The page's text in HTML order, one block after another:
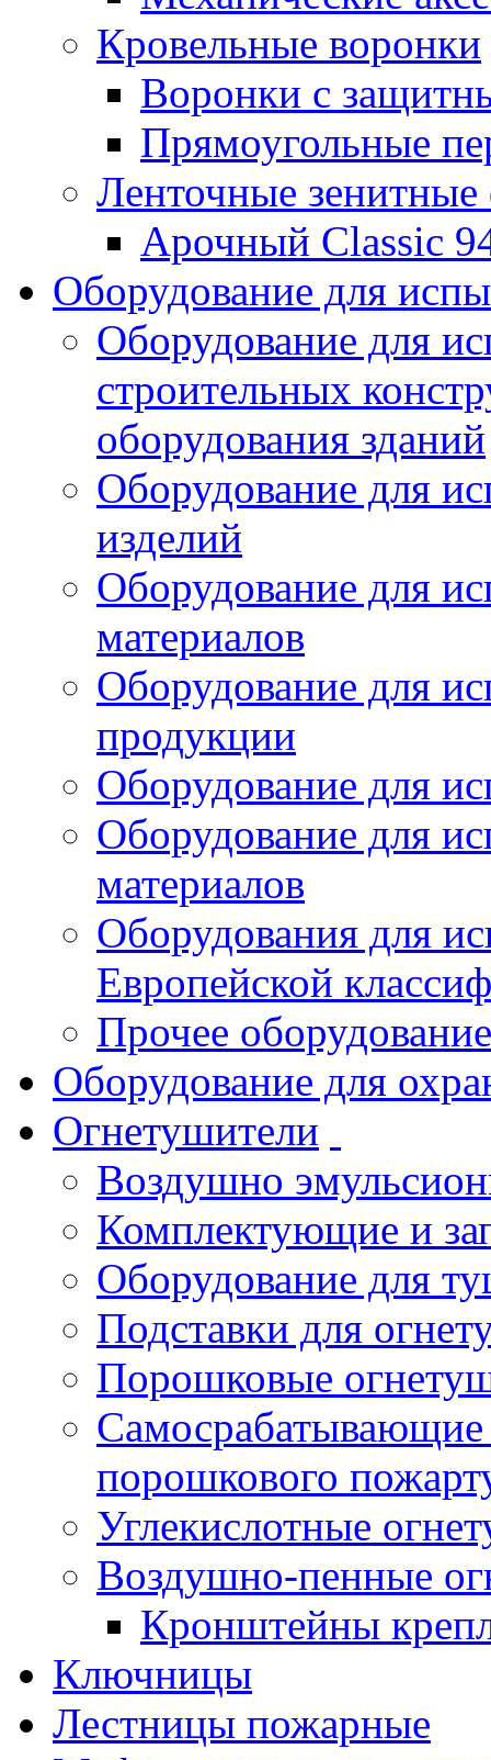
Кровельные воронки
Воронки с
Прямоугольные
Ленточные
Арочный Classic
Оборудование для
Оборудование для
строительных
оборудования зданий
Оборудование для
изделий
Оборудование для
материалов
Оборудование для
продукции
Оборудование для
Оборудование для
материалов
Оборудования для
Европейской
Прочее оборудование
Оборудование для
Огнетушители
Воздушно
Комплектующие и
Оборудование для
Подставки для
Порошковые
порошкового
Углекислотные
Воздушно-пенные
Кронштейны
Ключницы
Лестницы пожарные